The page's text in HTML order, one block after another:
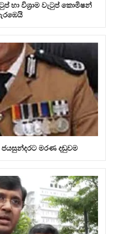
හා විශ්‍රාම වැටුප් කොමිෂන්
මරණ දඬුවම